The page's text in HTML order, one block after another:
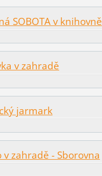
SOBOTA v knihovně
v zahradě
jarmark
v zahradě - Sborovna